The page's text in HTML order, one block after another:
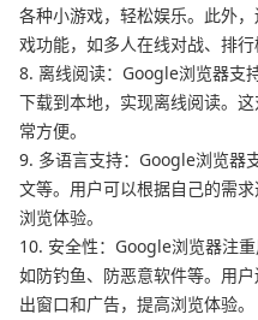
各种小游戏，轻松娱乐。此外
戏功能，如多人在线对战、排行
8. 离线阅读：Google浏览器支
下载到本地，实现离线阅读。
常方便。
9. 多语言支持：Google浏览器
文等。用户可以根据自己的需
浏览体验。
10. 安全性：Google浏览器注
如防钓鱼、防恶意软件等。用
出窗口和广告，提高浏览体验。